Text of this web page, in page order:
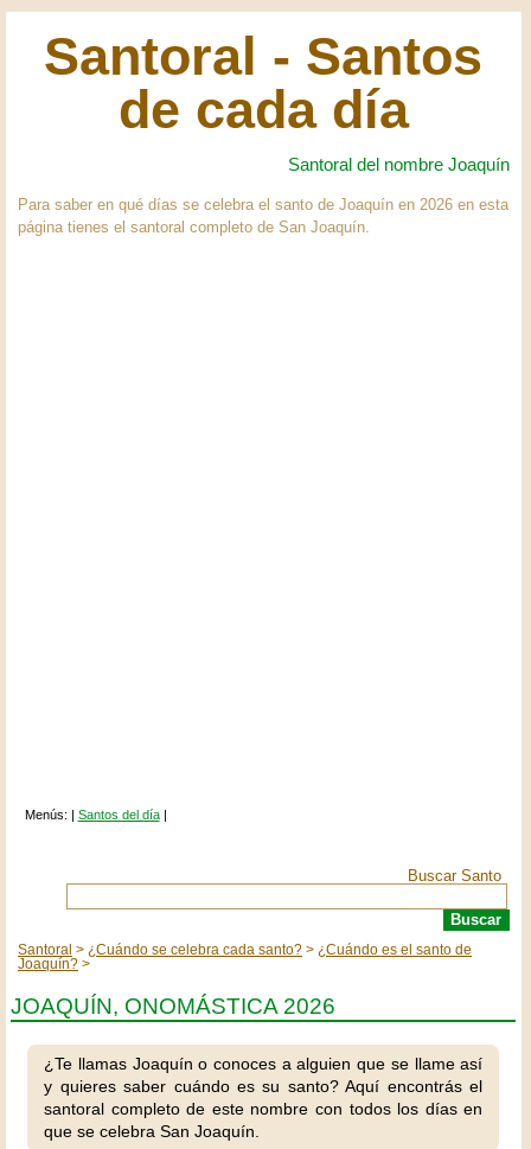
Santoral - Santos
de cada día
Santoral del nombre Joaquín
Para saber en qué días se celebra el santo de Joaquín en 2026 en esta
página tienes el santoral completo de San Joaquín.
Menús: | Santos del día|
Buscar Santo
Santoral ¿Cuándo se celebra cada santo?
¿Cuándo es el santo de
Joaquín?
JOAQUÍN, ONOMÁSTICA 2026
¿Te llamas Joaquín o conoces a alguien que se llame así
y quieres saber cuándo es su santo? Aquí encontrás el
santoral completo de este nombre con todos los días en
que se celebra San Joaquín.